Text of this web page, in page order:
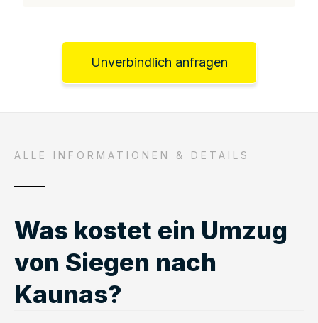
Unverbindlich anfragen
ALLE INFORMATIONEN & DETAILS
Was kostet ein Umzug
von Siegen nach
Kaunas?